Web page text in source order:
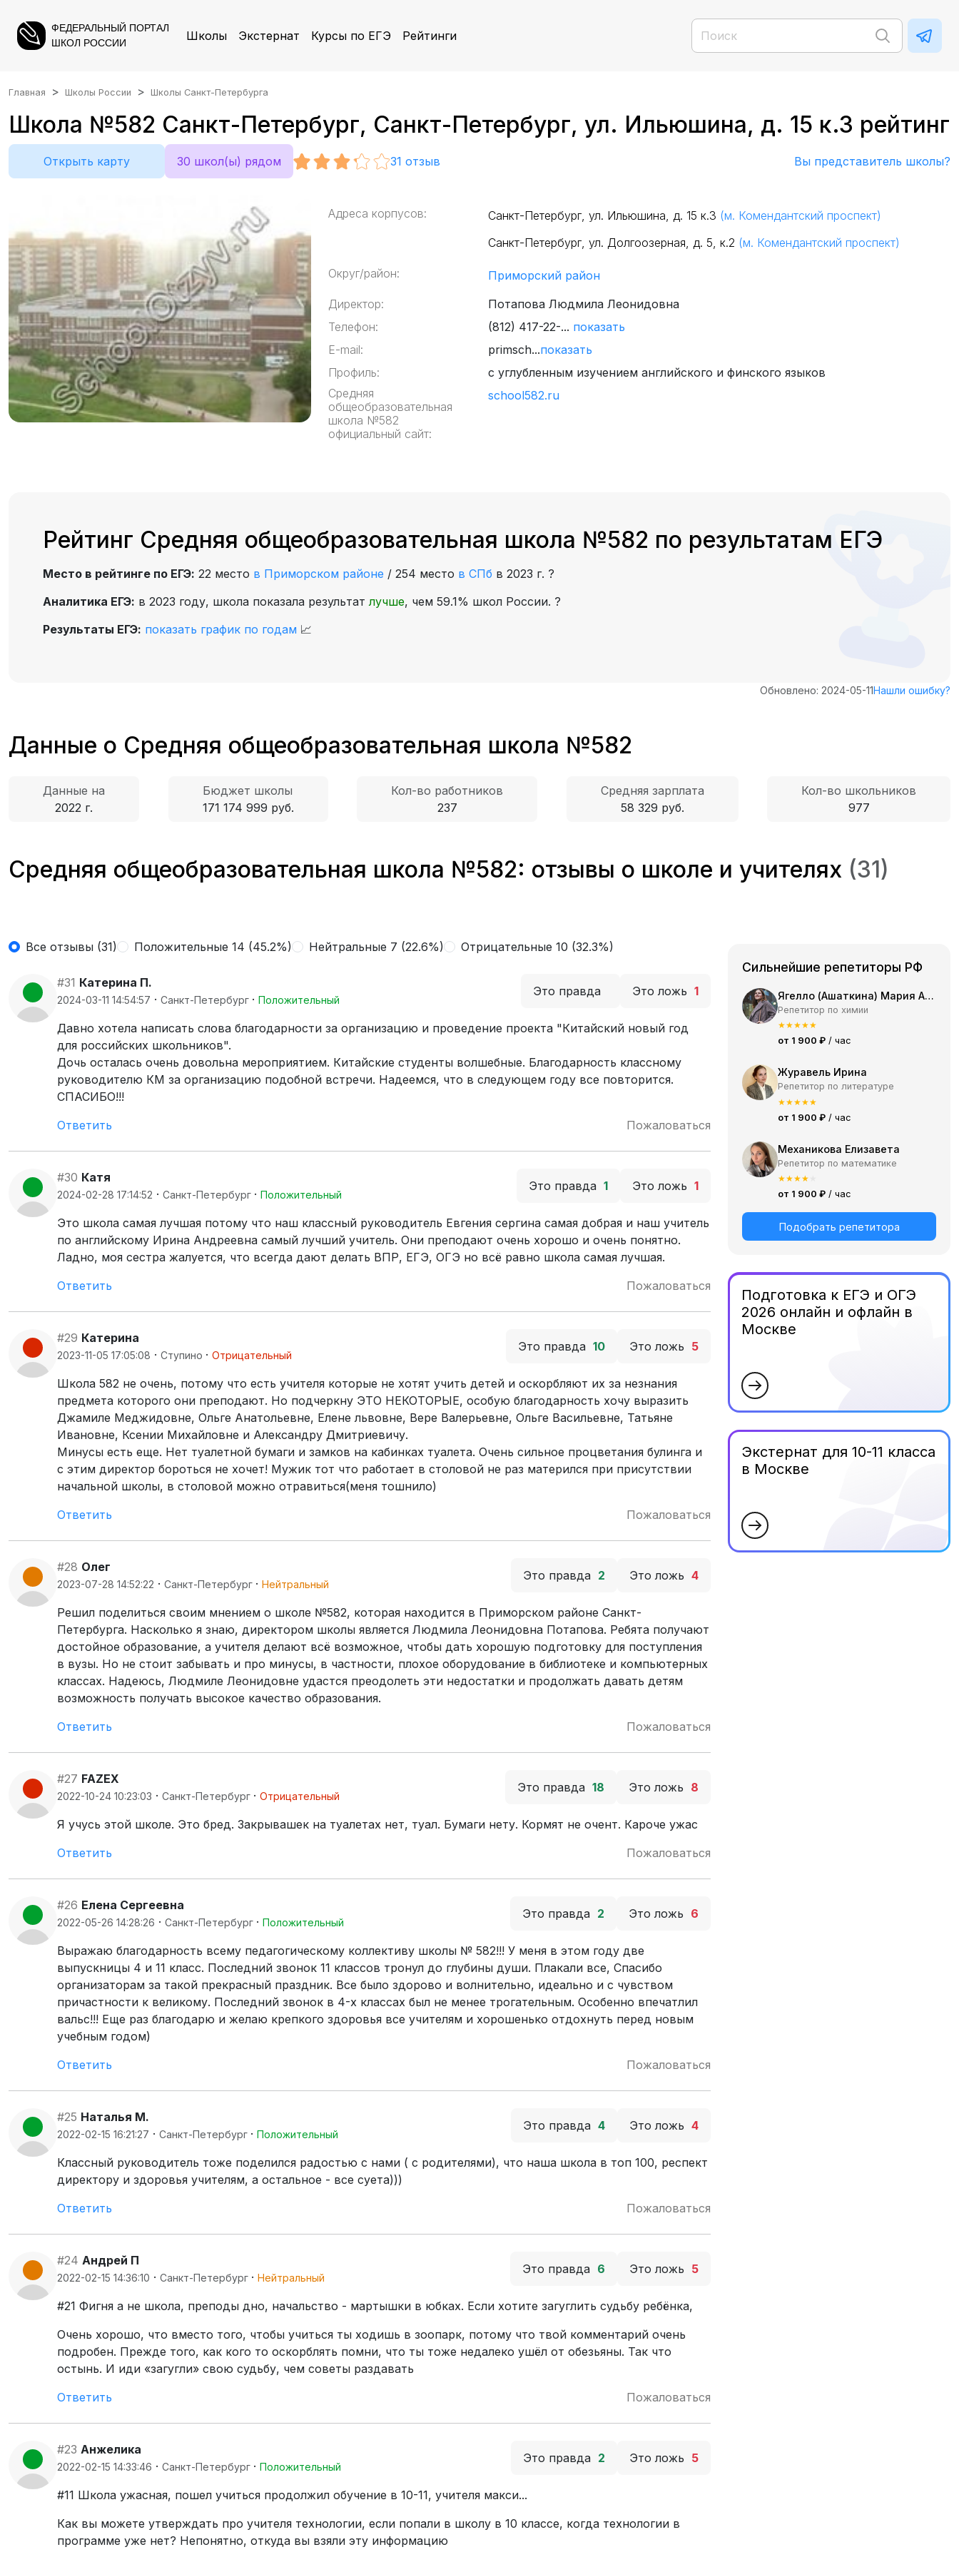
ФЕДЕРАЛЬНЫЙ ПОРТАЛ
ШКОЛ РОССИИ
Школы Экстернат Курсы по ЕГЭ Рейтинги
Главная Школы России Школы Санкт-Петербурга
Школа №582 Санкт-Петербург, Санкт-Петербург, ул. Ильюшина, д. 15 к.3 рейтинг
Открыть карту 30 школ(ы) рядом 31 отзыв Вы представитель школы?
Адреса корпусов: Санкт-Петербург, ул. Ильюшина, д. 15 к.3 (м. Комендантский проспект)
Санкт-Петербург, ул. Долгоозерная, д. 5, к.2 (м. Комендантский проспект)
Округ/район:
Приморский район
Директор:
Потапова Людмила Леонидовна
Телефон:
(812) 417-22-... показать
E-mail:
primsch...показать
Профиль:
с углубленным изучением английского и финского языков
Средняя
общеобразовательная
школа №582
официальный сайт:
school582.ru
Рейтинг Средняя общеобразовательная школа №582 по результатам ЕГЭ
Место в рейтинге по ЕГЭ: 22 место в Приморском районе / 254 место в СПб в 2023 г. ?
Аналитика ЕГЭ: в 2023 году, школа показала результатлучше, чем 59.1% школ России. ?
Результаты ЕГЭ: показать график по годам 📈
Обновлено: 2024-05-11Нашли ошибку?
Данные о Средняя общеобразовательная школа №582
Данные на
2022 г.
Бюджет школы
171 174 999 руб.
Кол-во работников
237
Средняя зарплата
58 329 руб.
Кол-во школьников
977
Средняя общеобразовательная школа №582: отзывы о школе и учителях (31)
Все отзывы (31) Положительные 14 (45.2%) Нейтральные 7 (22.6%) Отрицательные 10 (32.3%)
#31 Катерина П.
2024-03-11 14:54:57 · Санкт-Петербург · Положительный
Это правда Это ложь 1
Давно хотела написать слова благодарности за организацию и проведение проекта "Китайский новый год
для российских школьников".
Дочь осталась очень довольна мероприятием. Китайские студенты волшебные. Благодарность классному
руководителю КМ за организацию подобной встречи. Надеемся, что в следующем году все повторится.
СПАСИБО!!!
Ответить
Пожаловаться
#30 Катя
2024-02-28 17:14:52 · Санкт-Петербург · Положительный
Это правда 1 Это ложь 1
Это школа самая лучшая потому что наш классный руководитель Евгения сергина самая добрая и наш учитель
по английскому Ирина Андреевна самый лучший учитель. Они преподают очень хорошо и очень понятно.
Ладно, моя сестра жалуется, что всегда дают делать ВПР, ЕГЭ, ОГЭ но всё равно школа самая лучшая.
Ответить
Пожаловаться
#29 Катерина
2023-11-05 17:05:08 · Ступино · Отрицательный
Это правда 10 Это ложь 5
Школа 582 не очень, потому что есть учителя которые не хотят учить детей и оскорбляют их за незнания
предмета которого они преподают. Но подчеркну ЭТО НЕКОТОРЫЕ, особую благодарность хочу выразить
Джамиле Меджидовне, Ольге Анатольевне, Елене львовне, Вере Валерьевне, Ольге Васильевне, Татьяне
Ивановне, Ксении Михайловне и Александру Дмитриевичу.
Минусы есть еще. Нет туалетной бумаги и замков на кабинках туалета. Очень сильное процветания булинга и
с этим директор бороться не хочет! Мужик тот что работает в столовой не раз матерился при присутствии
начальной школы, в столовой можно отравиться(меня тошнило)
Ответить
Пожаловаться
#28 Олег
2023-07-28 14:52:22 · Санкт-Петербург · Нейтральный
Это правда 2 Это ложь 4
Решил поделиться своим мнением о школе №582, которая находится в Приморском районе Санкт-
Петербурга. Насколько я знаю, директором школы является Людмила Леонидовна Потапова. Ребята получают
достойное образование, а учителя делают всё возможное, чтобы дать хорошую подготовку для поступления
в вузы. Но не стоит забывать и про минусы, в частности, плохое оборудование в библиотеке и компьютерных
классах. Надеюсь, Людмиле Леонидовне удастся преодолеть эти недостатки и продолжать давать детям
возможность получать высокое качество образования.
Ответить
Пожаловаться
#27 FAZEX
2022-10-24 10:23:03 · Санкт-Петербург · Отрицательный
Это правда 18 Это ложь 8
Я учусь этой школе. Это бред. Закрывашек на туалетах нет, туал. Бумаги нету. Кормят не очент. Кароче ужас
Ответить
Пожаловаться
#26 Елена Сергеевна
2022-05-26 14:28:26 · Санкт-Петербург · Положительный
Это правда 2 Это ложь 6
Выражаю благодарность всему педагогическому коллективу школы № 582!!! У меня в этом году две
выпускницы 4 и 11 класс. Последний звонок 11 классов тронул до глубины души. Плакали все, Спасибо
организаторам за такой прекрасный праздник. Все было здорово и волнительно, идеально и с чувством
причастности к великому. Последний звонок в 4-х классах был не менее трогательным. Особенно впечатлил
вальс!!! Еще раз благодарю и желаю крепкого здоровья все учителям и хорошенько отдохнуть перед новым
учебным годом)
Ответить
Пожаловаться
#25 Наталья М.
2022-02-15 16:21:27 · Санкт-Петербург · Положительный
Это правда 4 Это ложь 4
Классный руководитель тоже поделился радостью с нами ( с родителями), что наша школа в топ 100, респект
директору и здоровья учителям, а остальное - все суета)))
Ответить
Пожаловаться
#24 Андрей П
2022-02-15 14:36:10 · Санкт-Петербург · Нейтральный
Это правда 6 Это ложь 5
#21 Фигня а не школа, преподы дно, начальство - мартышки в юбках. Если хотите загуглить судьбу ребёнка,
Очень хорошо, что вместо того, чтобы учиться ты ходишь в зоопарк, потому что твой комментарий очень
подробен. Прежде того, как кого то оскорблять помни, что ты тоже недалеко ушёл от обезьяны. Так что
остынь. И иди «загугли» свою судьбу, чем советы раздавать
Ответить
Пожаловаться
#23 Анжелика
2022-02-15 14:33:46 · Санкт-Петербург · Положительный
Это правда 2 Это ложь 5
#11 Школа ужасная, пошел учиться продолжил обучение в 10-11, учителя макси...
Как вы можете утверждать про учителя технологии, если попали в школу в 10 классе, когда технологии в
программе уже нет? Непонятно, откуда вы взяли эту информацию
Сильнейшие репетиторы РФ
Ягелло (Ашаткина) Мария Александровна
Репетитор по химии
★★★★★
от 1 900 ₽ / час
Журавель Ирина
Репетитор по литературе
★★★★★
от 1 900 ₽ / час
Механикова Елизавета
Репетитор по математике
★★★★
от 1 900 ₽ / час
Подобрать репетитора
Подготовка к ЕГЭ и ОГЭ
2026 онлайн и офлайн в
Москве
Экстернат для 10-11 класса
в Москве